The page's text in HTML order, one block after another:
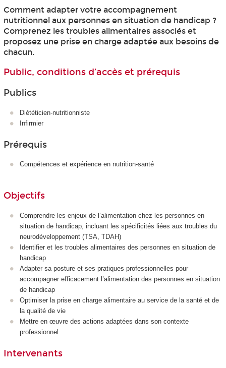
Comment adapter votre accompagnement
nutritionnel aux personnes en situation de handicap ?
Comprenez les troubles alimentaires associés et
proposez une prise en charge adaptée aux besoins de
chacun.
Public, conditions d’accès et prérequis
Publics
Diététicien-nutritionniste
Infirmier
Prérequis
Compétences et expérience en nutrition-santé
Objectifs
Comprendre les enjeux de l’alimentation chez les personnes en
situation de handicap, incluant les spécificités liées aux troubles du
neurodéveloppement (TSA, TDAH)
Identifier et les troubles alimentaires des personnes en situation de
handicap
Adapter sa posture et ses pratiques professionnelles pour
accompagner efficacement l’alimentation des personnes en situation
de handicap
Optimiser la prise en charge alimentaire au service de la santé et de
la qualité de vie
Mettre en œuvre des actions adaptées dans son contexte
professionnel
Intervenants